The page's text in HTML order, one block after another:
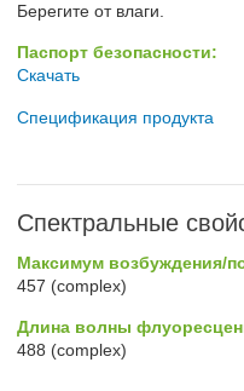
Берегите от влаги.
Паспорт безопасности:
Скачать
Спецификация продукта
Спектральные
Максимум возбуждения/
457 (complex)
Длина волны
488 (complex)